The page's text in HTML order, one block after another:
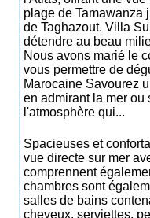
plage de Tamawanza
de Taghazout. Villa
détendre au beau
Nous avons marié le
vous permettre de
Marocaine Savourez
en admirant la mer ou
l'atmosphère qui...
Spacieuses et
vue directe sur mer
comprennent
chambres sont
salles de bains
cheveux, serviettes,